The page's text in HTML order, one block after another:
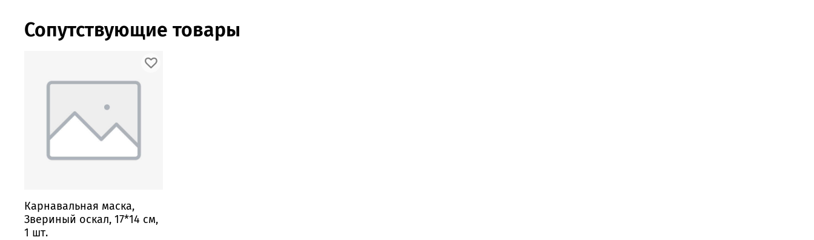
Сопутствующие товары
Карнавальная маска,
Звериный оскал, 17*14 см,
1 шт.